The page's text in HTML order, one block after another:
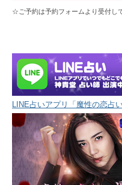
☆ご予約は予約フォームより受付し
LINE占いアプリ「魔性の恋占